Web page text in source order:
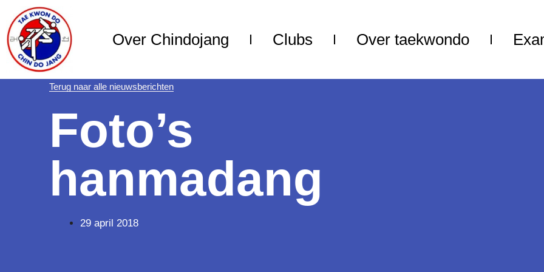
Over Chindojang Clubs Over taekwondo
Terug naar alle nieuwsberichten
Foto’s
hanmadang
29 april 2018